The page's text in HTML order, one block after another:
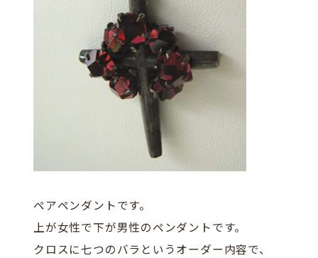
ペアペンダントです。
上が女性で下が男性のペンダントです。
クロスに七つのバラというオーダー内容で、